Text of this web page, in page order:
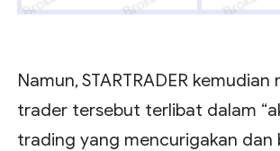
Namun, STARTRADER kemudian
trader tersebut terlibat dalam
trading yang mencurigakan dan